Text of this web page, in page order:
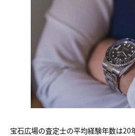
宝石広場の査定士の平均経験年数は20